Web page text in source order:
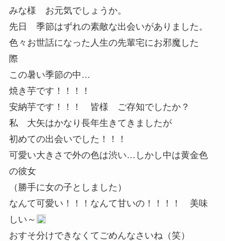
みな様 お元気でしょうか。
先日 季節はずれの素敵な出会いがありました。
色々お世話になった人生の先輩宅にお邪魔した
際
この暑い季節の中…
焼き芋です！！！！
安納芋です！！！ 皆様 ご存知でしたか？
私 大矢はかなり長年生きてきましたが
初めての出会いでした！！！
可愛い大きさで外の色は渋い…しかし中は黄金色
の彼女
（勝手に女の子としました）
なんて可愛い！！！なんて甘いの！！！！ 美味
しい～
おすそ分けできなくてごめんなさいね（笑）